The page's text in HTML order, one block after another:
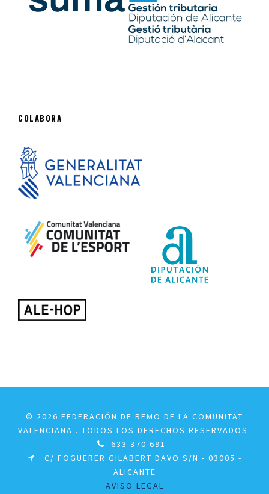
COLABORA
© 2026 FEDERACIÓN DE REMO DE LA COMUNITAT
VALENCIANA . TODOS LOS DERECHOS RESERVADOS.
633 370 691
C/ FOGUERER GILABERT DAVO S/N - 03005 -
ALICANTE
AVISO LEGAL